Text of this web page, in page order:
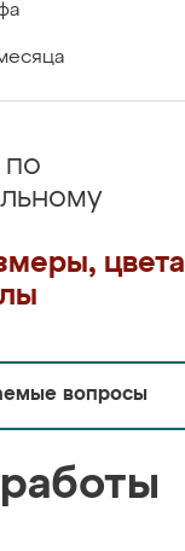
по
цвета
вопросы